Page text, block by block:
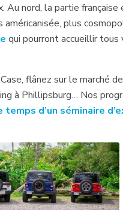
Au nord, la partie
américanisée, plus
qui pourront accueillir tous
flânez sur le marché
à Phillipsburg… Nos
d’un séminaire